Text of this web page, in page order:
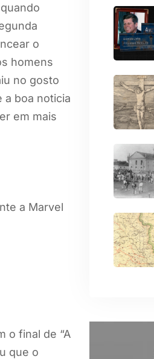
o
homens
no gosto
a boa noticia
em mais
a Marvel
o final de “A
que o